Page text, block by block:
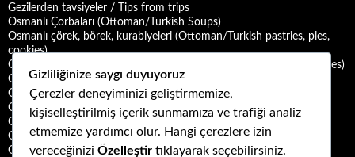
Gezilerden tavsiyeler / Tips from trips
Osmanlı Çorbaları (Ottoman/Turkish Soups)
Osmanlı çörek, börek, kurabiyeleri (Ottoman/Turkish pastries, pies,
cookies)
Osmanlı Deniz Mahsulü Yemekleri (Ottoman/Turkish Seafood Dishes)
Osmanlı Halk Yemekleri (Ottoman/Turkish Folk Cuisine)
Osmanlı Mezeleri (Ottoman Mezes/Appetizers)
Osmanlı Saray Yemekleri (Ottoman/Turkish Palace Cuisine)
Osmanlı Şerbet ve Hoşafları (Ottoman/Turkish Sherbets and
Compotes)
Osmanlı Tatlıları (Ottoman/Turkish Desserts)
Gizliliğinize saygı duyuyoruz
Çerezler deneyiminizi geliştirmemize,
kişiselleştirilmiş içerik sunmamıza ve trafiği analiz
etmemize yardımcı olur. Hangi çerezlere izin
vereceğinizi Özelleştir tıklayarak seçebilirsiniz.